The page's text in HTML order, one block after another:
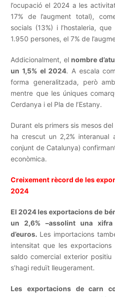
l’ocupació el 2024 a les
17% de l’augment total),
socials (13%) i l’hostaleria,
1.950 persones, el 7% de
Addicionalment, elnombre
un 1,5% el 2024. A escala
forma generalitzada, però
mentre que les úniques
Cerdanya i el Pla de l’Estany.
Durant els primers sis mesos
ha crescut un 2,2% interanual
conjunt de Catalunya)
econòmica.
Creixement rècord de les
2024
El 2024 les exportacions de
un 2,6% –assolint una
d’euros. Les importacions
intensitat que les
saldo comercial exterior
s’hagi reduït lleugerament.
Les exportacions de carn